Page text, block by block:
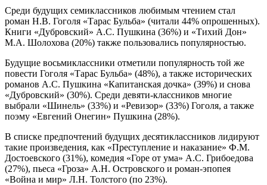
Среди будущих семиклассников любимым чтением стал
роман Н.В. Гоголя «Тарас Бульба» (читали 44% опрошенных).
Книги «Дубровский» А.С. Пушкина (36%) и «Тихий Дон»
М.А. Шолохова (20%) также пользовались популярностью.
Будущие восьмиклассники отметили популярность той же
повести Гоголя «Тарас Бульба» (48%), а также исторических
романов А.С. Пушкина «Капитанская дочка» (39%) и снова
«Дубровский» (30%). Среди девяти-классников многие
выбрали «Шинель» (33%) и «Ревизор» (33%) Гоголя, а также
поэму «Евгений Онегин» Пушкина (28%).
В списке предпочтений будущих десятиклассников лидируют
такие произведения, как «Преступление и наказание» Ф.М.
Достоевского (31%), комедия «Горе от ума» А.С. Грибоедова
(27%), пьеса «Гроза» А.Н. Островского и роман-эпопея
«Война и мир» Л.Н. Толстого (по 23%).